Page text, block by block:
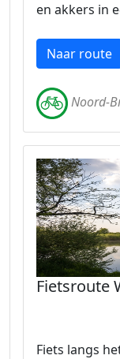
en akkers in
Naar route
Noord-
Fietsroute
Fiets langs